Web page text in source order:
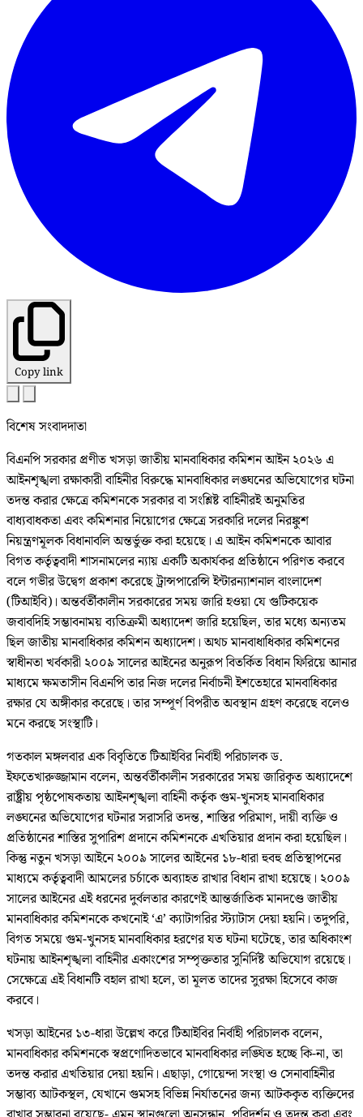
Copy link
বিশেষ সংবাদদাতা
বিএনপি সরকার প্রণীত খসড়া জাতীয় মানবাধিকার কমিশন আইন ২০২৬ এ
আইনশৃঙ্খলা রক্ষাকারী বাহিনীর বিরুদ্ধে মানবাধিকার লঙ্ঘনের অভিযোগের ঘটনা
তদন্ত করার ক্ষেত্রে কমিশনকে সরকার বা সংশ্লিষ্ট বাহিনীরই অনুমতির
বাধ্যবাধকতা এবং কমিশনার নিয়োগের ক্ষেত্রে সরকারি দলের নিরঙ্কুশ
নিয়ন্ত্রণমূলক বিধানাবলি অন্তর্ভুক্ত করা হয়েছে। এ আইন কমিশনকে আবার
বিগত কর্তৃত্ববাদী শাসনামলের ন্যায় একটি অকার্যকর প্রতিষ্ঠানে পরিণত করবে
বলে গভীর উদ্বেগ প্রকাশ করেছে ট্রান্সপারেন্সি ইন্টারন্যাশনাল বাংলাদেশ
(টিআইবি)। অন্তর্বর্তীকালীন সরকারের সময় জারি হওয়া যে গুটিকয়েক
জবাবদিহি সম্ভাবনাময় ব্যতিক্রমী অধ্যাদেশ জারি হয়েছিল, তার মধ্যে অন্যতম
ছিল জাতীয় মানবাধিকার কমিশন অধ্যাদেশ। অথচ মানবাধাধিকার কমিশনের
স্বাধীনতা খর্বকারী ২০০৯ সালের আইনের অনুরূপ বিতর্কিত বিধান ফিরিয়ে আনার
মাধ্যমে ক্ষমতাসীন বিএনপি তার নিজ দলের নির্বাচনী ইশতেহারে মানবাধিকার
রক্ষার যে অঙ্গীকার করেছে। তার সম্পূর্ণ বিপরীত অবস্থান গ্রহণ করেছে বলেও
মনে করছে সংস্থাটি।
গতকাল মঙ্গলবার এক বিবৃতিতে টিআইবির নির্বাহী পরিচালক ড.
ইফতেখারুজ্জামান বলেন, অন্তর্বর্তীকালীন সরকারের সময় জারিকৃত অধ্যাদেশে
রাষ্ট্রীয় পৃষ্ঠপোষকতায় আইনশৃঙ্খলা বাহিনী কর্তৃক গুম-খুনসহ মানবাধিকার
লঙ্ঘনের অভিযোগের ঘটনার সরাসরি তদন্ত, শাস্তির পরিমাণ, দায়ী ব্যক্তি ও
প্রতিষ্ঠানের শাস্তির সুপারিশ প্রদানে কমিশনকে এখতিয়ার প্রদান করা হয়েছিল।
কিন্তু নতুন খসড়া আইনে ২০০৯ সালের আইনের ১৮-ধারা হুবহু প্রতিস্থাপনের
মাধ্যমে কর্তৃত্ববাদী আমলের চর্চাকে অব্যাহত রাখার বিধান রাখা হয়েছে। ২০০৯
সালের আইনের এই ধরনের দুর্বলতার কারণেই আন্তর্জাতিক মানদণ্ডে জাতীয়
মানবাধিকার কমিশনকে কখনোই ‘এ’ ক্যাটাগরির স্ট্যাটাস দেয়া হয়নি। তদুপরি,
বিগত সময়ে গুম-খুনসহ মানবাধিকার হরণের যত ঘটনা ঘটেছে, তার অধিকাংশ
ঘটনায় আইনশৃঙ্খলা বাহিনীর একাংশের সম্পৃক্ততার সুনির্দিষ্ট অভিযোগ রয়েছে।
সেক্ষেত্রে এই বিধানটি বহাল রাখা হলে, তা মূলত তাদের সুরক্ষা হিসেবে কাজ
করবে।
খসড়া আইনের ১৩-ধারা উল্লেখ করে টিআইবির নির্বাহী পরিচালক বলেন,
মানবাধিকার কমিশনকে স্বপ্রণোদিতভাবে মানবাধিকার লঙ্ঘিত হচ্ছে কি-না, তা
তদন্ত করার এখতিয়ার দেয়া হয়নি। এছাড়া, গোয়েন্দা সংস্থা ও সেনাবাহিনীর
সম্ভাব্য আটকস্থল, যেখানে গুমসহ বিভিন্ন নির্যাতনের জন্য আটককৃত ব্যক্তিদের